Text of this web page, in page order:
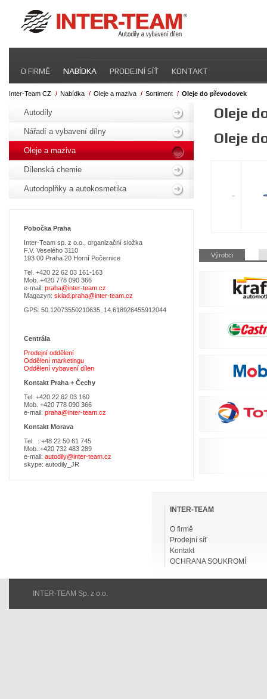
Přeskočit
navigaci
O FIRMĚ NABÍDKA PRODEJNÍ SÍŤ KONTAKT
Inter-Team CZ Nabídka Oleje a maziva Sortiment Oleje do převodovek
Oleje
Oleje
Přeskočit
navigaci
Výrobci
navigaci
Autodíly
Nářadí a vybavení dílny
Oleje a maziva
Dílenská chemie
Autodoplňky a autokosmetika
Pobočka Praha
Inter-Team sp. z o.o., organizační složka
F.V. Veselého 3110
193 00 Praha 20 Horní Počernice
Tel. +420 22 62 03 161-163
Mob. +420 778 090 366
e-mail: praha@inter-team.cz
Magazyn: sklad.praha@inter-team.cz
GPS: 50.12073550210635, 14.618926455912044
Centrála
Prodejní oddělení
Oddělení marketingu
Oddělení vybavení dílen
Kontakt Praha + Čechy
Tel. +420 22 62 03 160
Mob. +420 778 090 366
e-mail: praha@inter-team.cz
Kontakt Morava
Tel. : +48 22 50 61 745
Mob.:+420 732 483 289
e-mail: autodily@inter-team.cz
skype: autodily_JR
navigaciINTER-TEAM
O firmě
Prodejní síť
Kontakt
OCHRANA SOUKROMÍ
INTER-TEAM Sp. z o.o.